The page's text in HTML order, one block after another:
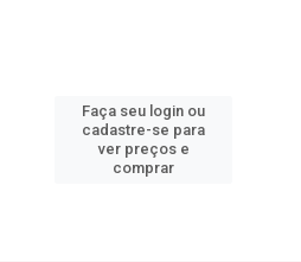
Faça seu login ou
cadastre-se para
ver preços e
comprar